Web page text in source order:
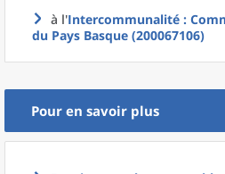
à l'Intercommunalité :
du Pays Basque (200067106)
Pour en savoir plus